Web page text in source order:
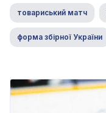
товариський матч
форма збірної України